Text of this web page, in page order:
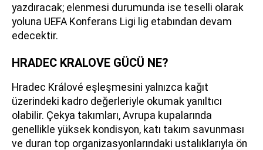
yazdıracak; elenmesi durumunda ise teselli olarak
yoluna UEFA Konferans Ligi lig etabından devam
edecektir.
HRADEC KRALOVE GÜCÜ NE?
Hradec Králové eşleşmesini yalnızca kağıt
üzerindeki kadro değerleriyle okumak yanıltıcı
olabilir. Çekya takımları, Avrupa kupalarında
genellikle yüksek kondisyon, katı takım savunması
ve duran top organizasyonlarındaki ustalıklarıyla ön